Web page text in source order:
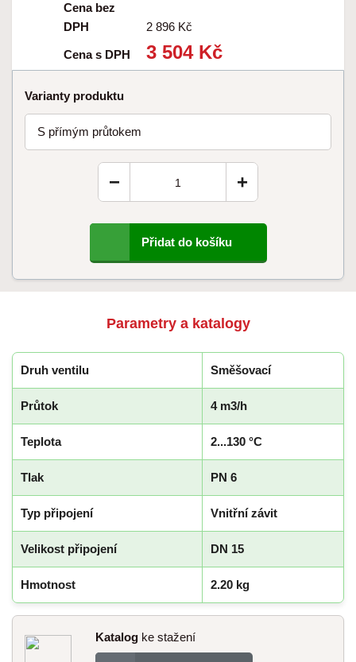
Cena bez
DPH
2 896 Kč
Cena s DPH 3 504 Kč
Varianty produktu
S přímým průtokem
+
−
Přidat do košíku
Parametry a katalogy
Druh ventilu Směšovací
Průtok 4 m3/h
Teplota 2...130 °C
Tlak PN 6
Typ připojení Vnitřní závit
Velikost připojení DN 15
Hmotnost 2.20 kg
Katalog ke stažení